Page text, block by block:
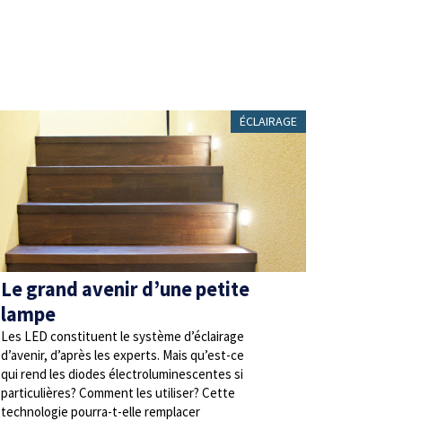
ÉCLAIRAGE
Le grand avenir d’une petite
lampe
Les LED constituent le système d’éclairage
d’avenir, d’après les experts. Mais qu’est-ce
qui rend les diodes électroluminescentes si
particulières? Comment les utiliser? Cette
technologie pourra-t-elle remplacer